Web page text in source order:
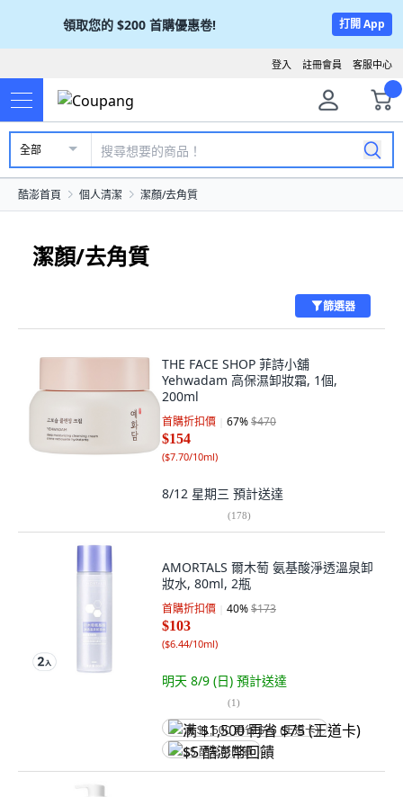
領取您的 $200 首購優惠卷! 打開 App
客服中心
註冊會員
登入
全部
酷澎首頁 個人清潔 潔顏/去角質
潔顏/去角質
篩選器
THE FACE SHOP 菲詩小舖
Yehwadam 高保濕卸妝霜, 1個,
200ml
首購折扣價 67%$470
$154
($7.70/10ml)
8/12 星期三 預計送達
(178)
AMORTALS 爾木萄 氨基酸淨透溫泉卸
妝水, 80ml, 2瓶
首購折扣價 40%$173
$103
($6.44/10ml)
明天 8/9 (日) 預計送達
(1)
满 $1,500 再省 $75 (王道卡)
$5 酷澎幣回饋